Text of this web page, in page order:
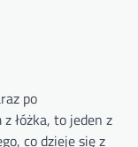
po
łóżka, to jeden z
co dzieje się z